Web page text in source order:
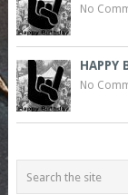
No
HAPPY
No